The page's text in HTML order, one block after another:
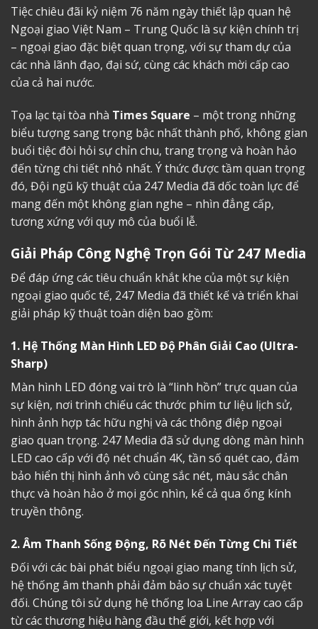
Tiệc chiêu đãi kỷ niệm 76 năm ngày thiết lập quan hệ
Ngoại giao Việt Nam – Trung Quốc là sự kiện chính trị
– ngoại giao đặc biệt quan trọng, với sự tham dự của
các nhà lãnh đạo, đại sứ, cùng các khách mời cấp cao
của cả hai nước.
Tọa lạc tại tòa nhà Times Square – một trong những
biểu tượng sang trọng bậc nhất thành phố, không gian
buổi tiệc đòi hỏi sự chỉn chu, trang trọng và hoàn hảo
đến từng chi tiết nhỏ nhất. Ý thức được tầm quan trọng
đó, Đội ngũ kỹ thuật của 247 Media đã dốc toàn lực để
mang đến một không gian nghe – nhìn đẳng cấp,
tương xứng với quy mô của buổi lễ.
Giải Pháp Công Nghệ Trọn Gói Từ 247 Media
Để đáp ứng các tiêu chuẩn khắt khe của một sự kiện
ngoại giao quốc tế, 247 Media đã thiết kế và triển khai
giải pháp kỹ thuật toàn diện bao gồm:
1. Hệ Thống Màn Hình LED Độ Phân Giải Cao (Ultra-
Sharp)
Màn hình LED đóng vai trò là “linh hồn” trực quan của
sự kiện, nơi trình chiếu các thước phim tư liệu lịch sử,
hình ảnh hợp tác hữu nghị và các thông điệp ngoại
giao quan trọng. 247 Media đã sử dụng dòng màn hình
LED cao cấp với độ nét chuẩn 4K, tần số quét cao, đảm
bảo hiển thị hình ảnh vô cùng sắc nét, màu sắc chân
thực và hoàn hảo ở mọi góc nhìn, kể cả qua ống kính
truyền thông.
2. Âm Thanh Sống Động, Rõ Nét Đến Từng Chi Tiết
Đối với các bài phát biểu ngoại giao mang tính lịch sử,
hệ thống âm thanh phải đảm bảo sự chuẩn xác tuyệt
đối. Chúng tôi sử dụng hệ thống loa Line Array cao cấp
từ các thương hiệu hàng đầu thế giới, kết hợp với